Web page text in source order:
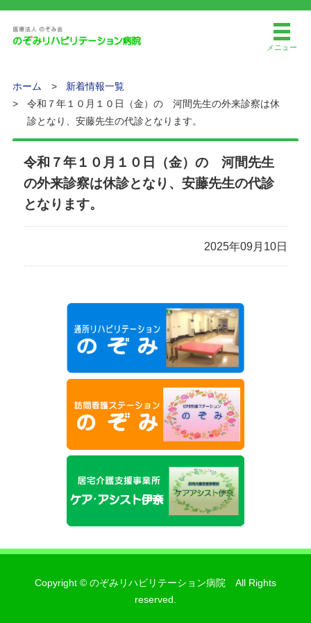
メニュー
ホーム
新着情報一覧
令和７年１０月１０日（金）の 河間先生の外来診察は休
診となり、安藤先生の代診となります。
令和７年１０月１０日（金）の 河間先生
の外来診察は休診となり、安藤先生の代診
となります。
2025年09月10日
Copyright © のぞみリハビリテーション病院 All Rights
reserved.